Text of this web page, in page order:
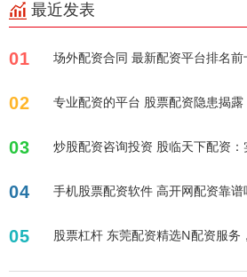
最近发表
01 场外配资合同 最新配资平台排名
02 专业配资的平台 股票配资隐患揭露
03 炒股配资咨询投资 股临天下配资
04 手机股票配资软件 高开网配资靠谱
05 股票杠杆 东莞配资精选N配资服务